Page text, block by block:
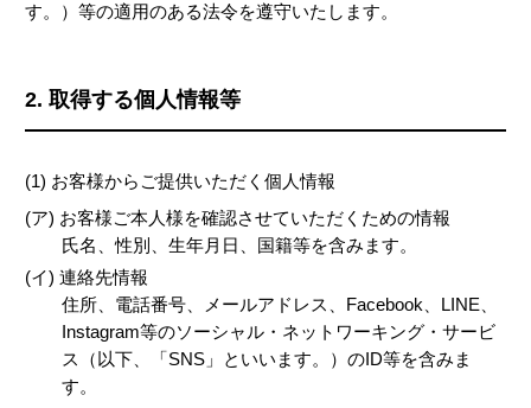
す。）等の適用のある法令を遵守いたします。
2. 取得する個人情報等
(1) お客様からご提供いただく個人情報
(ア) お客様ご本人様を確認させていただくための情報
氏名、性別、生年月日、国籍等を含みます。
(イ) 連絡先情報
住所、電話番号、メールアドレス、Facebook、LINE、
Instagram等のソーシャル・ネットワーキング・サービ
ス（以下、「SNS」といいます。）のID等を含みま
す。